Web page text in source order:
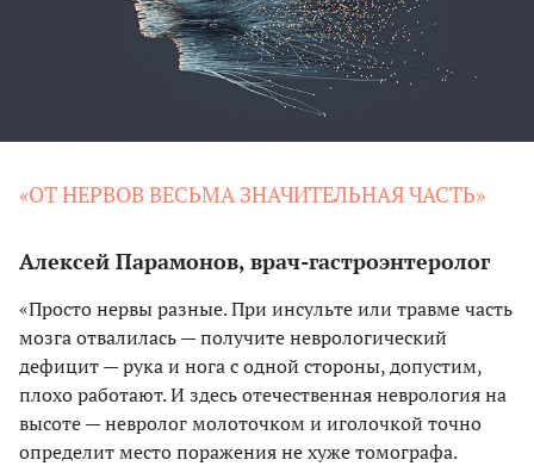
«ОТ НЕРВОВ ВЕСЬМА ЗНАЧИТЕЛЬНАЯ ЧАСТЬ»
Алексей Парамонов, врач-гастроэнтеролог
«Просто нервы разные. При инсульте или травме часть
мозга отвалилась — получите неврологический
дефицит — рука и нога с одной стороны, допустим,
плохо работают. И здесь отечественная неврология на
высоте — невролог молоточком и иголочкой точно
определит место поражения не хуже томографа.